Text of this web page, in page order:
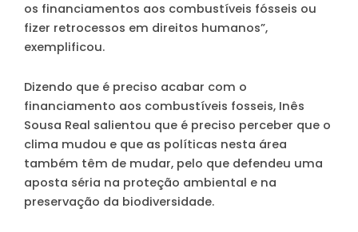
os financiamentos aos combustíveis fósseis ou
fizer retrocessos em direitos humanos”,
exemplificou.
Dizendo que é preciso acabar com o
financiamento aos combustíveis fosseis, Inês
Sousa Real salientou que é preciso perceber que o
clima mudou e que as políticas nesta área
também têm de mudar, pelo que defendeu uma
aposta séria na proteção ambiental e na
preservação da biodiversidade.